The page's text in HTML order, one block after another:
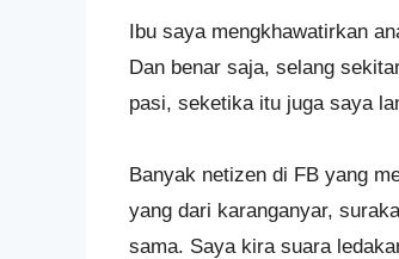
Ibu saya mengkhawatirkan
Dan benar saja, selang
pasi, seketika itu juga saya
Banyak netizen di FB yang
yang dari karanganyar,
sama. Saya kira suara